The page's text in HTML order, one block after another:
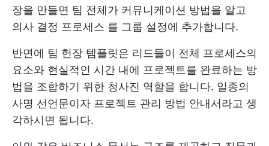
장을 만들면 팀 전체가 커뮤니케이션 방법을 알고
의사 결정 프로세스 를 그룹 설정에 추가합니다.
반면에 팀 헌장 템플릿은 리드들이 전체 프로세스의
요소와 현실적인 시간 내에 프로젝트를 완료하는 방
법을 조합하기 위한 청사진 역할을 합니다. 일종의
사명 선언문이자 프로젝트 관리 방법 안내서라고 생
각하시면 됩니다.